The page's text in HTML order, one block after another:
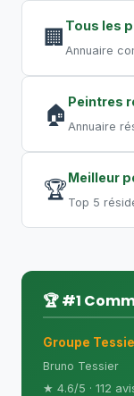
Les
🏢 Tous les
Annuaire
🏠 Peintres
Annuaire
🏆Meilleur
Top 5
🏆 #1
Groupe
Bruno Tessier
★ 4.6/5 · 112